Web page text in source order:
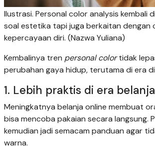
Ilustrasi. Personal color analysis kembali
soal estetika tapi juga berkaitan dengan
kepercayaan diri. (Nazwa Yuliana)
Kembalinya tren personal colortidak
perubahan gaya hidup, terutama di era
1. Lebih praktis di era
Meningkatnya belanja online membuat
bisa mencoba pakaian secara langsung.
kemudian jadi semacam panduan agar
warna.